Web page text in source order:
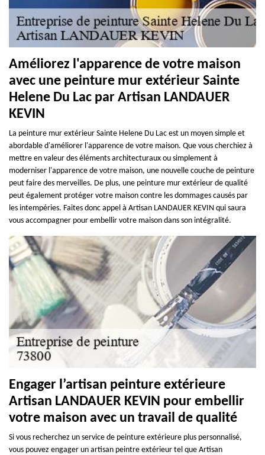
Améliorez l'apparence de votre maison
avec une peinture mur extérieur Sainte
Helene Du Lac par Artisan LANDAUER
KEVIN
La peinture mur extérieur Sainte Helene Du Lac est un moyen simple et
abordable d'améliorer l'apparence de votre maison. Que vous cherchiez à
mettre en valeur des éléments architecturaux ou simplement à
moderniser l'apparence de votre maison, une nouvelle couche de peinture
peut faire des merveilles. De plus, une peinture mur extérieur de qualité
peut également protéger votre maison contre les dommages causés par
les intempéries. Faites donc appel à Artisan LANDAUER KEVIN qui saura
vous accompagner pour embellir votre maison dans son intégralité.
Engager l’artisan peinture extérieure
Artisan LANDAUER KEVIN pour embellir
votre maison avec un travail de qualité
Si vous recherchez un service de peinture extérieure plus personnalisé,
vous pouvez engager un artisan peintre extérieur tel que Artisan